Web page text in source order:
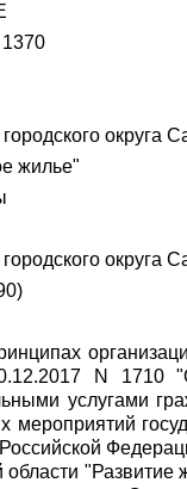
1370
округа
жилье"
округа
N 1710
услугами
"Развитие